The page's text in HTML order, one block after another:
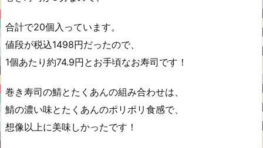
合計で20個入っています。
値段が税込1498円だったので、
1個あたり約74.9円とお手頃なお寿司です！
巻き寿司の鯖とたくあんの組み合わせは、
鯖の濃い味とたくあんのポリポリ食感で、
想像以上に美味しかったです！